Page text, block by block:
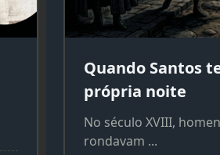
Quando Santos
própria noite
No século XVIII,
rondavam ...